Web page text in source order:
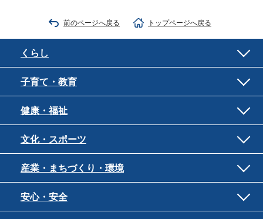
前のページへ戻る トップページへ戻る
くらし
子育て・教育
健康・福祉
文化・スポーツ
産業・まちづくり・環境
安心・安全